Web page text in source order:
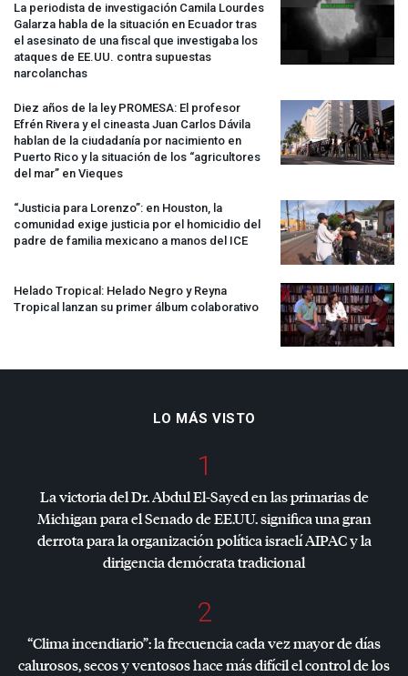
La periodista de investigación Camila Lourdes
Galarza habla de la situación en Ecuador tras
el asesinato de una fiscal que investigaba los
ataques de EE.UU. contra supuestas
narcolanchas
Diez años de la ley PROMESA: El profesor
Efrén Rivera y el cineasta Juan Carlos Dávila
hablan de la ciudadanía por nacimiento en
Puerto Rico y la situación de los “agricultores
del mar” en Vieques
“Justicia para Lorenzo”: en Houston, la
comunidad exige justicia por el homicidio del
padre de familia mexicano a manos del ICE
Helado Tropical: Helado Negro y Reyna
Tropical lanzan su primer álbum colaborativo
LO MÁS VISTO
1
La victoria del Dr. Abdul El-Sayed en las primarias de
Michigan para el Senado de EE.UU. significa una gran
derrota para la organización política israelíAIPACy la
dirigencia demócrata tradicional
2
“Clima incendiario”: la frecuencia cada vez mayor de días
calurosos, secos y ventosos hace más difícil el control de los